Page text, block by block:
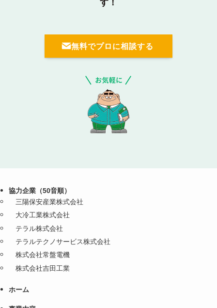
す！
無料でプロに相談する
協力企業（50音順）
三陽保安産業株式会社
大冷工業株式会社
テラル株式会社
テラルテクノサービス株式会社
株式会社常盤電機
株式会社吉田工業
ホーム